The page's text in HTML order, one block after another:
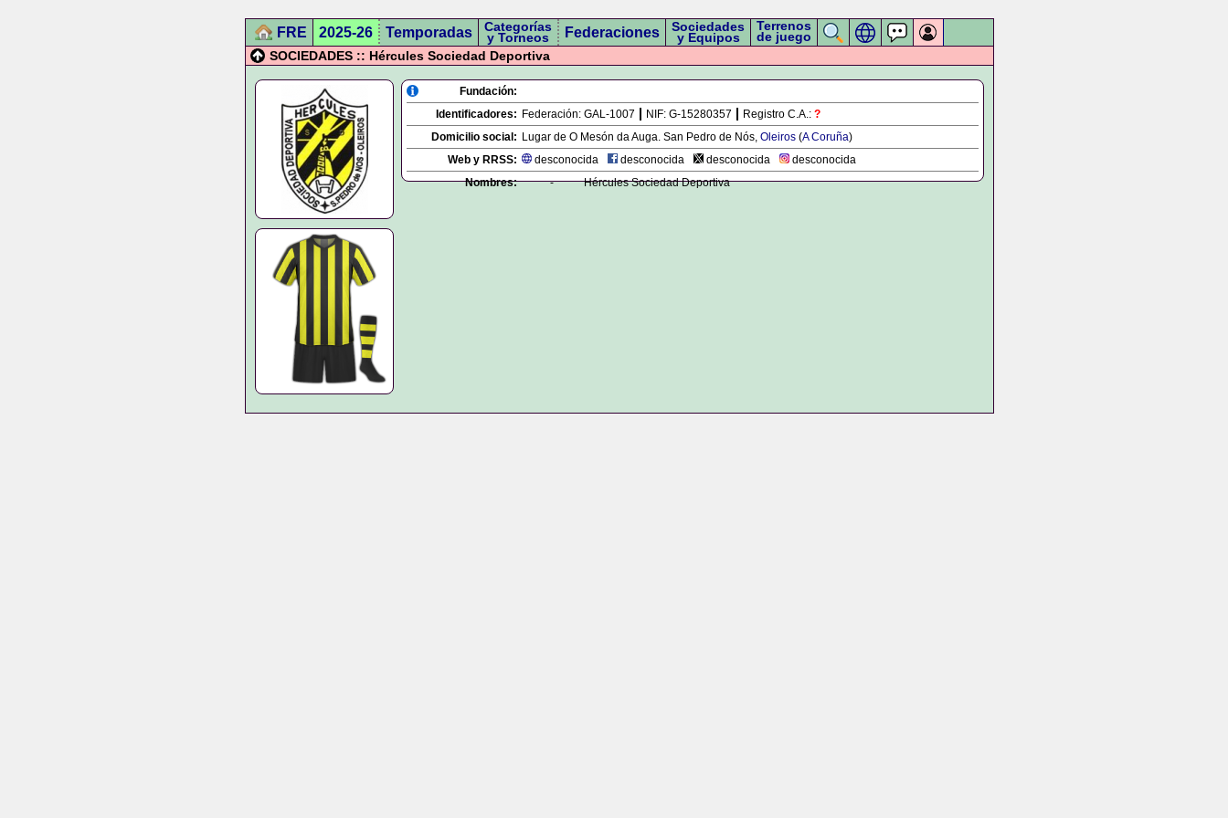
FRE 2025-26 Temporadas Categorías
y Torneos Federaciones Sociedades
y Equipos
Terrenos
de juego
SOCIEDADES :: Hércules Sociedad Deportiva
Fundación:
Identificadores: Federación: GAL-1007 NIF: G-15280357 Registro C.A.: ?
Domicilio social: Lugar de O Mesón da Auga. San Pedro de Nós, Oleiros (A Coruña)
Web y RRSS:
desconocida desconocida desconocida
desconocida
Nombres:
- Hércules Sociedad Deportiva